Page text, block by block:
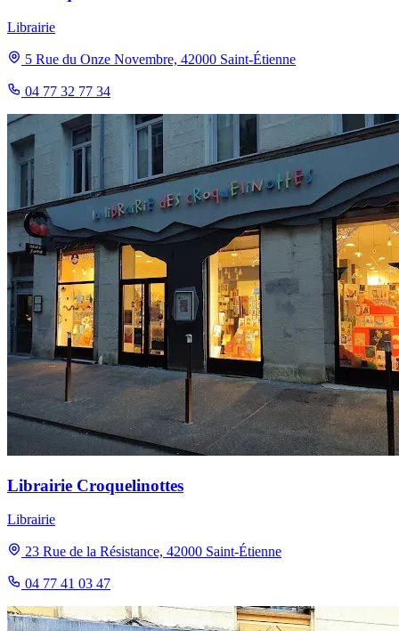
Librairie
5 Rue du Onze Novembre, 42000 Saint-Étienne
04 77 32 77 34
Librairie Croquelinottes
Librairie
23 Rue de la Résistance, 42000 Saint-Étienne
04 77 41 03 47